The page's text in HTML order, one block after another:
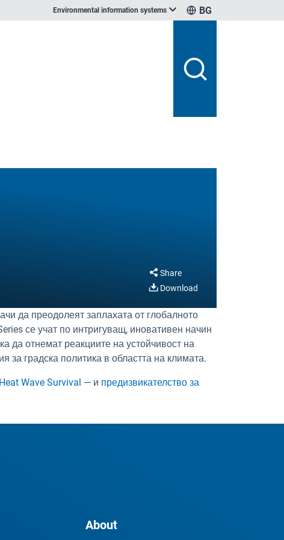
Environmental information systems BG
Share
Download
да преодолеят заплахата от глобалното
се учат по интригуващ, иновативен начин
да отнемат реакциите на устойчивост на
за градска политика в областта на климата.
Heat Wave Survival — и предизвикателство за
About